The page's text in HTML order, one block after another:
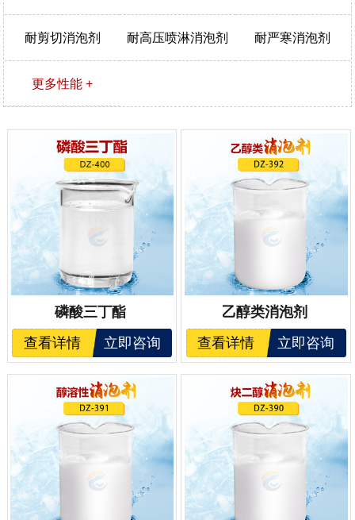
耐剪切消泡剂 耐高压喷淋消泡剂 耐严寒消泡剂
更多性能 +
磷酸三丁酯
查看详情
立即咨询
乙醇类消泡剂
查看详情
立即咨询